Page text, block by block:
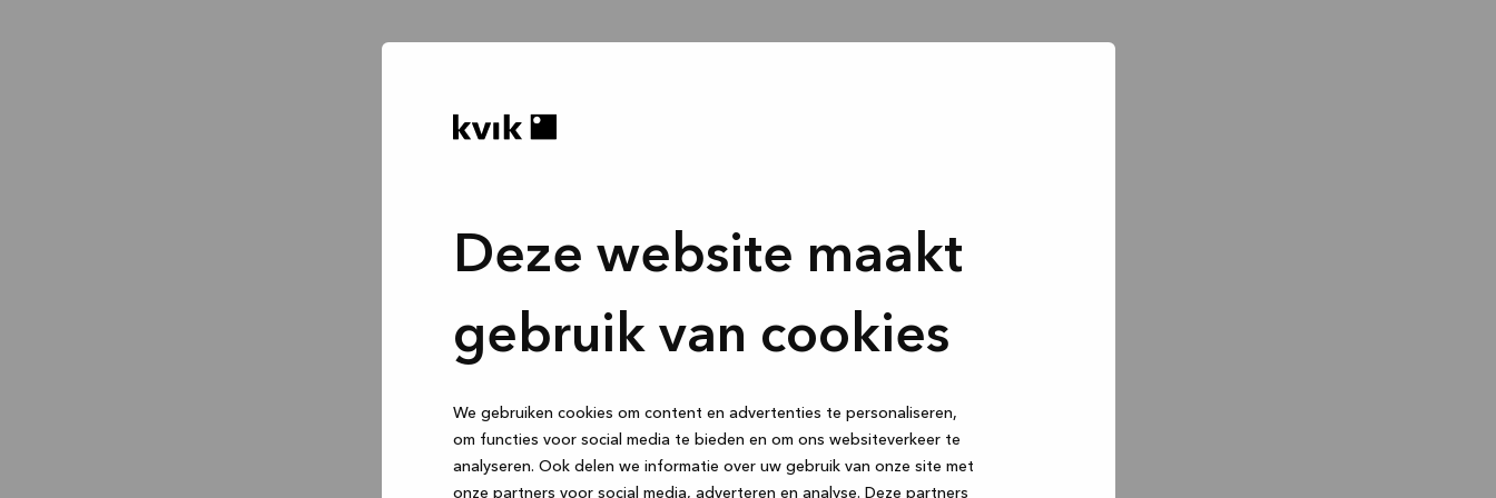
Deze website maakt
gebruik van cookies
We gebruiken cookies om content en advertenties te personaliseren,
om functies voor social media te bieden en om ons websiteverkeer te
analyseren. Ook delen we informatie over uw gebruik van onze site met
onze partners voor social media, adverteren en analyse. Deze partners